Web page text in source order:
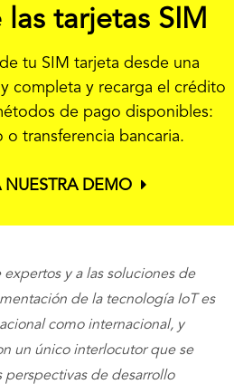
tarjetas SIM
tu SIM tarjeta desde una
completa y recarga el crédito
de pago disponibles:
transferencia bancaria.
NUESTRA DEMO
y a las soluciones de
de la tecnología IoT es
como internacional, y
un único interlocutor que se
perspectivas de desarrollo